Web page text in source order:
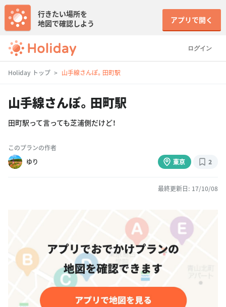
ログイン
行きたい場所を
地図で確認しよう
アプリで開く
Holiday トップ 山手線さんぽ。田町駅
山手線さんぽ。田町駅
田町駅って言っても芝浦側だけど！
このプランの作者
ゆり
東京 2
最終更新日: 17/10/08